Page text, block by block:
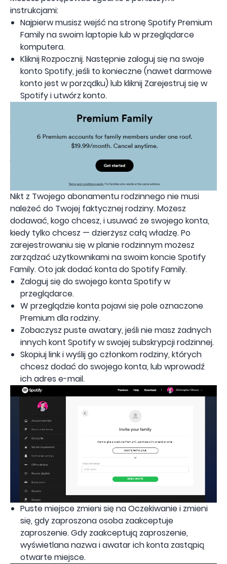
instrukcjami:
Najpierw musisz wejść na stronę Spotify Premium
Family na swoim laptopie lub w przeglądarce
komputera.
Kliknij Rozpocznij. Następnie zaloguj się na swoje
konto Spotify, jeśli to konieczne (nawet darmowe
konto jest w porządku) lub kliknij Zarejestruj się w
Spotify i utwórz konto.
Nikt z Twojego abonamentu rodzinnego nie musi
należeć do Twojej faktycznej rodziny. Możesz
dodawać, kogo chcesz, i usuwać ze swojego konta,
kiedy tylko chcesz — dzierżysz całą władzę. Po
zarejestrowaniu się w planie rodzinnym możesz
zarządzać użytkownikami na swoim koncie Spotify
Family. Oto jak dodać konta do Spotify Family.
Zaloguj się do swojego konta Spotify w
przeglądarce.
W przeglądzie konta pojawi się pole oznaczone
Premium dla rodziny.
Zobaczysz puste awatary, jeśli nie masz żadnych
innych kont Spotify w swojej subskrypcji rodzinnej.
Skopiuj link i wyślij go członkom rodziny, których
chcesz dodać do swojego konta, lub wprowadź
ich adres e-mail.
Puste miejsce zmieni się na Oczekiwanie i zmieni
się, gdy zaproszona osoba zaakceptuje
zaproszenie. Gdy zaakceptują zaproszenie,
wyświetlana nazwa i awatar ich konta zastąpią
otwarte miejsce.